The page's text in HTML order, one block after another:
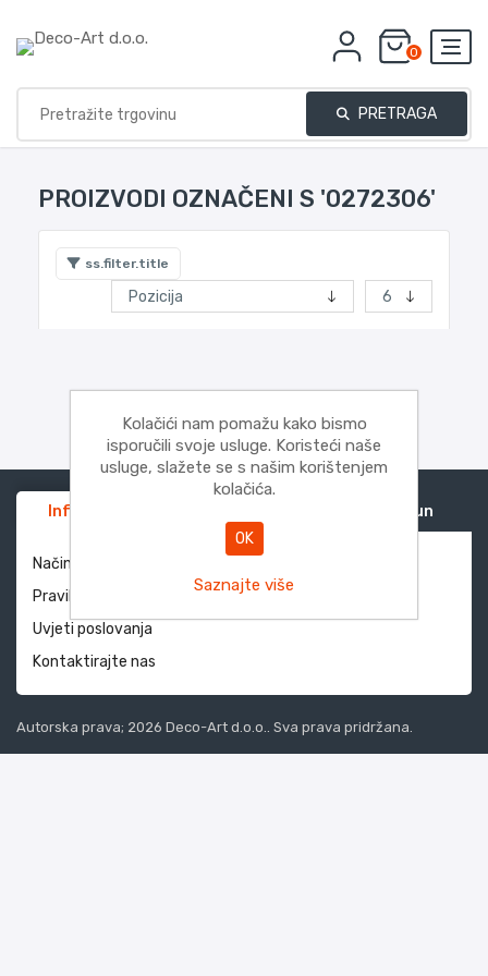
0
PRETRAGA
PROIZVODI OZNAČENI S '0272306'
ss.filter.title
Informacije Moj račun
Način dostave i povrati
Pravila privatnosti
Uvjeti poslovanja
Kontaktirajte nas
Autorska prava; 2026 Deco-Art d.o.o.. Sva prava pridržana.
Kolačići nam pomažu kako bismo
isporučili svoje usluge. Koristeći naše
usluge, slažete se s našim korištenjem
kolačića.
OK
Saznajte više